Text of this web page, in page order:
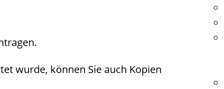
wurde, können Sie auch Kopien